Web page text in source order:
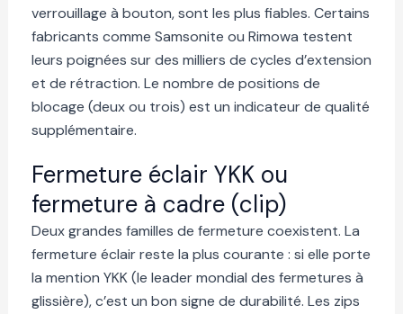
verrouillage à bouton, sont les plus fiables. Certains
fabricants comme Samsonite ou Rimowa testent
leurs poignées sur des milliers de cycles d’extension
et de rétraction. Le nombre de positions de
blocage (deux ou trois) est un indicateur de qualité
supplémentaire.
Fermeture éclair YKK ou
fermeture à cadre (clip)
Deux grandes familles de fermeture coexistent. La
fermeture éclair reste la plus courante : si elle porte
la mention YKK (le leader mondial des fermetures à
glissière), c’est un bon signe de durabilité. Les zips